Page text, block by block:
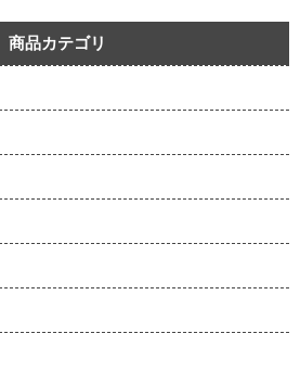
商品カテゴリ